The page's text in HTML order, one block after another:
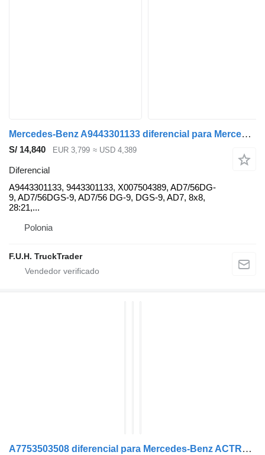
Mercedes-Benz A9443301133 diferencial para Mercedes-Benz Actros MP2 MP3 camión
S/ 14,840 EUR 3,799 ≈ USD 4,389
Diferencial
A9443301133, 9443301133, X007504389, AD7/56DG-
9, AD7/56DGS-9, AD7/56 DG-9, DGS-9, AD7, 8x8,
28:21,...
Polonia
F.U.H. TruckTrader
A7753503508 diferencial para Mercedes-Benz ACTROS MP4 cabeza tractora